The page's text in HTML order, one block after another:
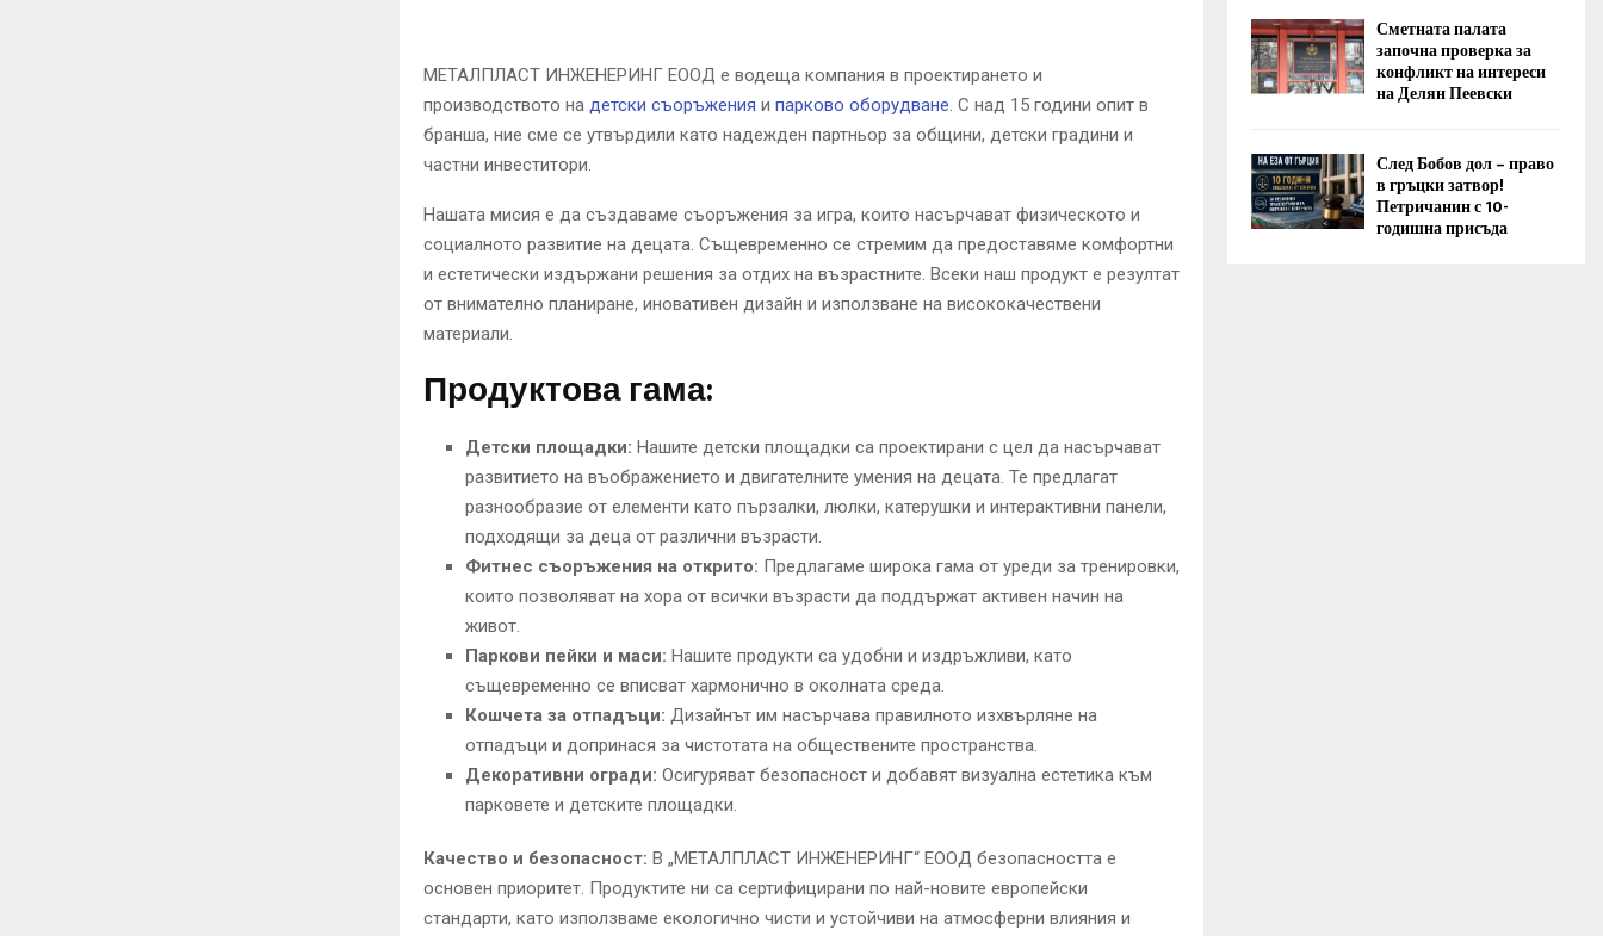
МЕТАЛПЛАСТ ИНЖЕНЕРИНГ ЕООД е водеща компания в проектирането и
производството на детски съоръжения и парково оборудване. С над 15 години опит в
бранша, ние сме се утвърдили като надежден партньор за общини, детски градини и
частни инвеститори.
Нашата мисия е да създаваме съоръжения за игра, които насърчават физическото и
социалното развитие на децата. Същевременно се стремим да предоставяме комфортни
и естетически издържани решения за отдих на възрастните. Всеки наш продукт е резултат
от внимателно планиране, иновативен дизайн и използване на висококачествени
материали.
Продуктова гама:
Детски площадки: Нашите детски площадки са проектирани с цел да насърчават
развитието на въображението и двигателните умения на децата. Те предлагат
разнообразие от елементи като пързалки, люлки, катерушки и интерактивни панели,
подходящи за деца от различни възрасти.
Фитнес съоръжения на открито: Предлагаме широка гама от уреди за тренировки,
които позволяват на хора от всички възрасти да поддържат активен начин на
живот.
Паркови пейки и маси: Нашите продукти са удобни и издръжливи, като
същевременно се вписват хармонично в околната среда.
Кошчета за отпадъци: Дизайнът им насърчава правилното изхвърляне на
отпадъци и допринася за чистотата на обществените пространства.
Декоративни огради: Осигуряват безопасност и добавят визуална естетика към
парковете и детските площадки.
Качество и безопасност: В „МЕТАЛПЛАСТ ИНЖЕНЕРИНГ“ ЕООД безопасността е
основен приоритет. Продуктите ни са сертифицирани по най-новите европейски
стандарти, като използваме екологично чисти и устойчиви на атмосферни влияния и
Сметната палата
започна проверка за
конфликт на интереси
на Делян Пеевски
След Бобов дол – право
в гръцки затвор!
Петричанин с 10-
годишна присъда